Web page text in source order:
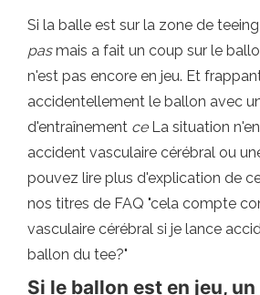
Si la balle est sur la zone de
pasmais a fait un coup sur le
n'est pas encore en jeu. Et
accidentellement le ballon avec
d'entraînement ceLa situation
accident vasculaire cérébral ou
pouvez lire plus d'explication de
nos titres de FAQ "cela compte
vasculaire cérébral si je lance
ballon du tee?"
Si le ballon est en jeu,